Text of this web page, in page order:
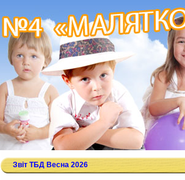
Звіт ТБД Весна 2026